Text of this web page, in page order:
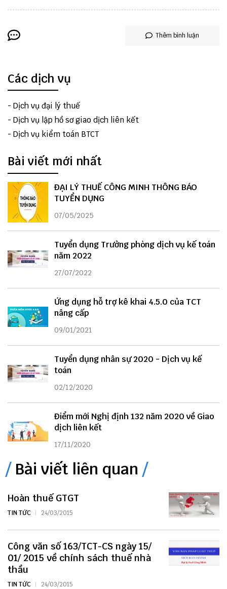
Thêm bình luận
Các dịch vụ
- Dịch vụ đại lý thuế
- Dịch vụ lập hồ sơ giao dịch liên kết
- Dịch vụ kiểm toán BTCT
Bài viết mới nhất
ĐẠI LÝ THUẾ CÔNG MINH THÔNG BÁO
TUYỂN DỤNG
07/05/2025
Tuyển dụng Trưởng phòng dịch vụ kế toán
năm 2022
27/07/2022
Ứng dụng hỗ trợ kê khai 4.5.0 của TCT
nâng cấp
09/01/2021
Tuyển dụng nhân sự 2020 - Dịch vụ kế
toán
02/12/2020
Điểm mới Nghị định 132 năm 2020 về Giao
dịch liên kết
17/11/2020
Bài viết liên quan
Hoàn thuế GTGT
TIN TỨC 24/03/2015
Công văn số 163/TCT-CS ngày 15/
01/ 2015 về chính sách thuế nhà
thầu
TIN TỨC 24/03/2015